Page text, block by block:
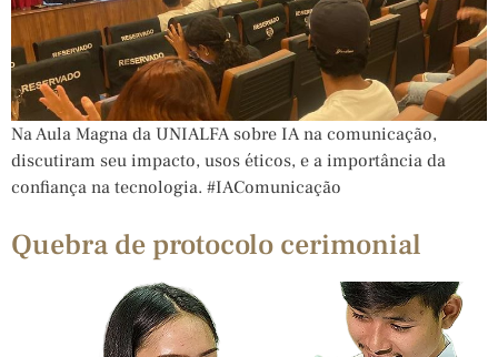
Na Aula Magna da UNIALFA sobre IA na comunicação,
discutiram seu impacto, usos éticos, e a importância da
confiança na tecnologia. #IAComunicação
Quebra de protocolo cerimonial